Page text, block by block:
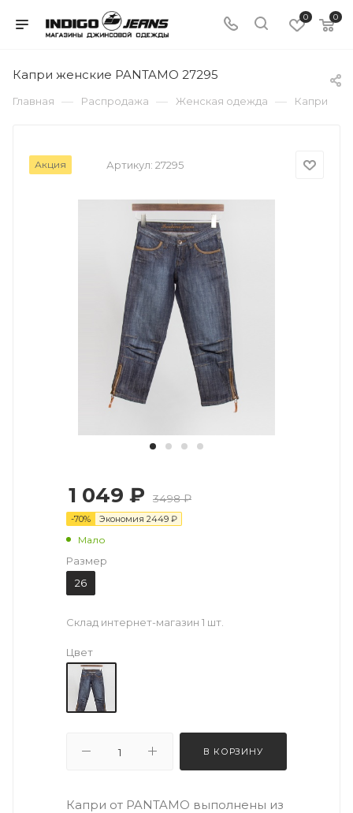
0 0
Капри женские PANTAMO 27295
Главная — Распродажа — Женская одежда — Капри
Акция Артикул: 27295
1 049 ₽ 3498 ₽
-70% Экономия 2449 ₽
Мало
Размер
26
Склад интернет-магазин 1 шт.
Цвет
В КОРЗИНУ
Капри от PANTAMO выполнены из